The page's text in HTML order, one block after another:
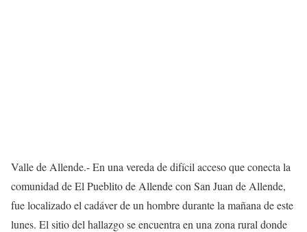
Valle de Allende.- En una vereda de difícil acceso que conecta la
comunidad de El Pueblito de Allende con San Juan de Allende,
fue localizado el cadáver de un hombre durante la mañana de este
lunes. El sitio del hallazgo se encuentra en una zona rural donde